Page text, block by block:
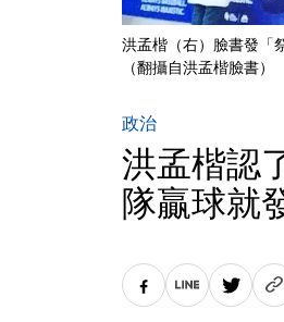
洪孟楷（右）臉書發「
（翻攝自洪孟楷臉書）
政治
洪孟楷認
隊贏球就